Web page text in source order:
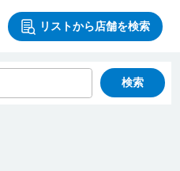
リストから店舗を検索
検索